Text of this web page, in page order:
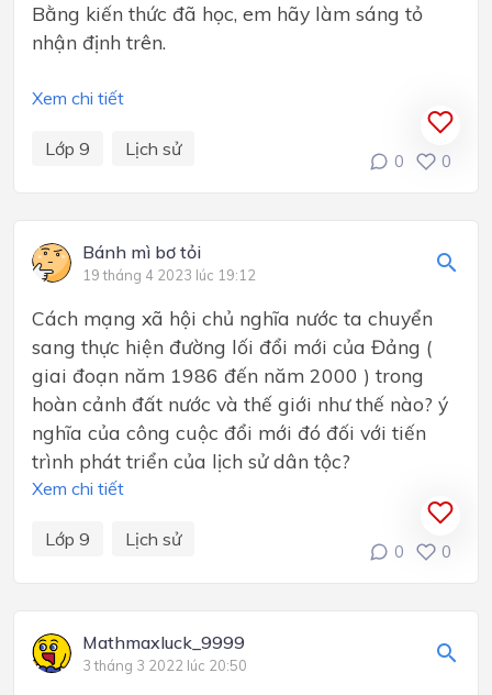
Bằng kiến thức đã học, em hãy làm sáng tỏ
nhận định trên.
Xem chi tiết
Lớp 9 Lịch sử
0 0
Bánh mì bơ tỏi
19 tháng 4 2023 lúc 19:12
Cách mạng xã hội chủ nghĩa nước ta chuyển
sang thực hiện đường lối đổi mới của Đảng (
giai đoạn năm 1986 đến năm 2000 ) trong
hoàn cảnh đất nước và thế giới như thế nào? ý
nghĩa của công cuộc đổi mới đó đối với tiến
trình phát triển của lịch sử dân tộc?
Xem chi tiết
Lớp 9 Lịch sử
0 0
Mathmaxluck_9999
3 tháng 3 2022 lúc 20:50